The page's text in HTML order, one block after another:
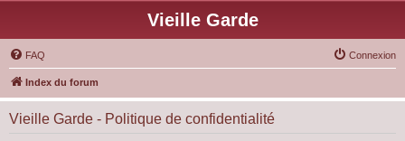
Vieille Garde
FAQ Connexion
Index du forum
Vieille Garde - Politique de confidentialité